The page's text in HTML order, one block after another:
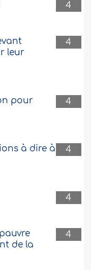
4
4
leur
4
pour
4
à dire à
4
4
de la